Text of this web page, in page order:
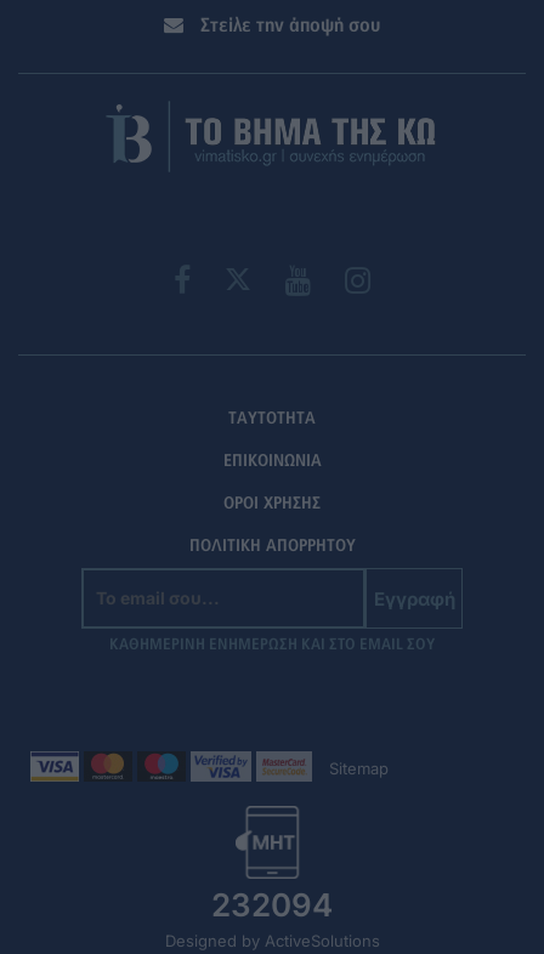
Στείλε την άποψή σου
ΤΑΥΤΟΤΗΤΑ
ΕΠΙΚΟΙΝΩΝΙΑ
ΟΡΟΙ ΧΡΗΣΗΣ
ΠΟΛΙΤΙΚΗ ΑΠΟΡΡΗΤΟΥ
Εγγραφή
ΚΑΘΗΜΕΡΙΝΗ ΕΝΗΜΕΡΩΣΗ ΚΑΙ ΣΤΟ EMAIL ΣΟΥ
Sitemap
232094
Designed by ActiveSolutions